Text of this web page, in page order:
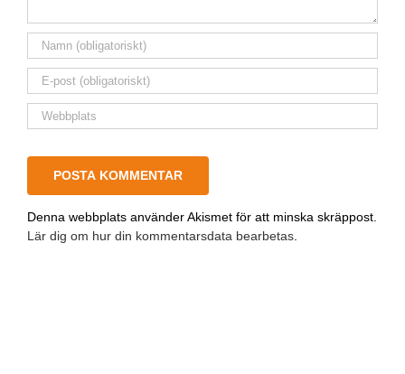
Denna webbplats använder Akismet för att minska skräppost.
Lär dig om hur din kommentarsdata bearbetas